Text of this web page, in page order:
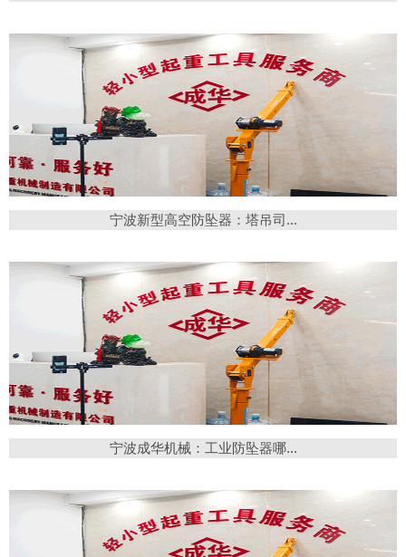
宁波新型高空防坠器：塔吊司...
宁波成华机械：工业防坠器哪...